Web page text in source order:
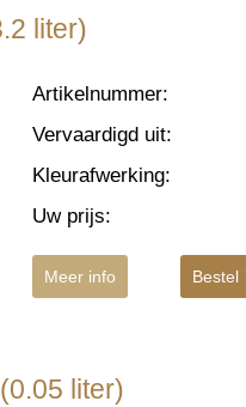
liter)
Artikelnummer:
Vervaardigd uit:
Kleurafwerking:
Uw prijs:
Meer info Bestel
liter)